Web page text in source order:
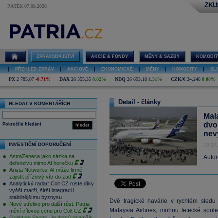
PÁTEK 07.08.2026
ZPRAVODAJSTVÍ AKCIE & FONDY MĚNY & SAZBY
PŘEHLED ZPRÁV AKCIOVÉ EKONOMICKÉ MĚNY KOMODITY
PX 2 785,07 -0,71% DAX 26 355,35 0,82% NDQ 26 693,18 1,31% CZK/€ 24,246 0,08%
HLEDAT V KOMENTÁŘÍCH
hledat
Pokročilé hledání
INVESTIČNÍ DOPORUČENÍ
AstraZeneca jako sázka na
defenzivu mimo AI horečku
Arista Networks: AI může firmě
zajistit příznivý vítr do zad
Analytický radar: Colt CZ roste díky
vyšší marži, širší integraci i
stabilnějšímu byznysu
Nové střelivo pro další růst. Patria
mění cílovou cenu pro Colt CZ
Detail - články
Dvě tragické havárie v rychlém
Malaysia Airlines, mohou letecké